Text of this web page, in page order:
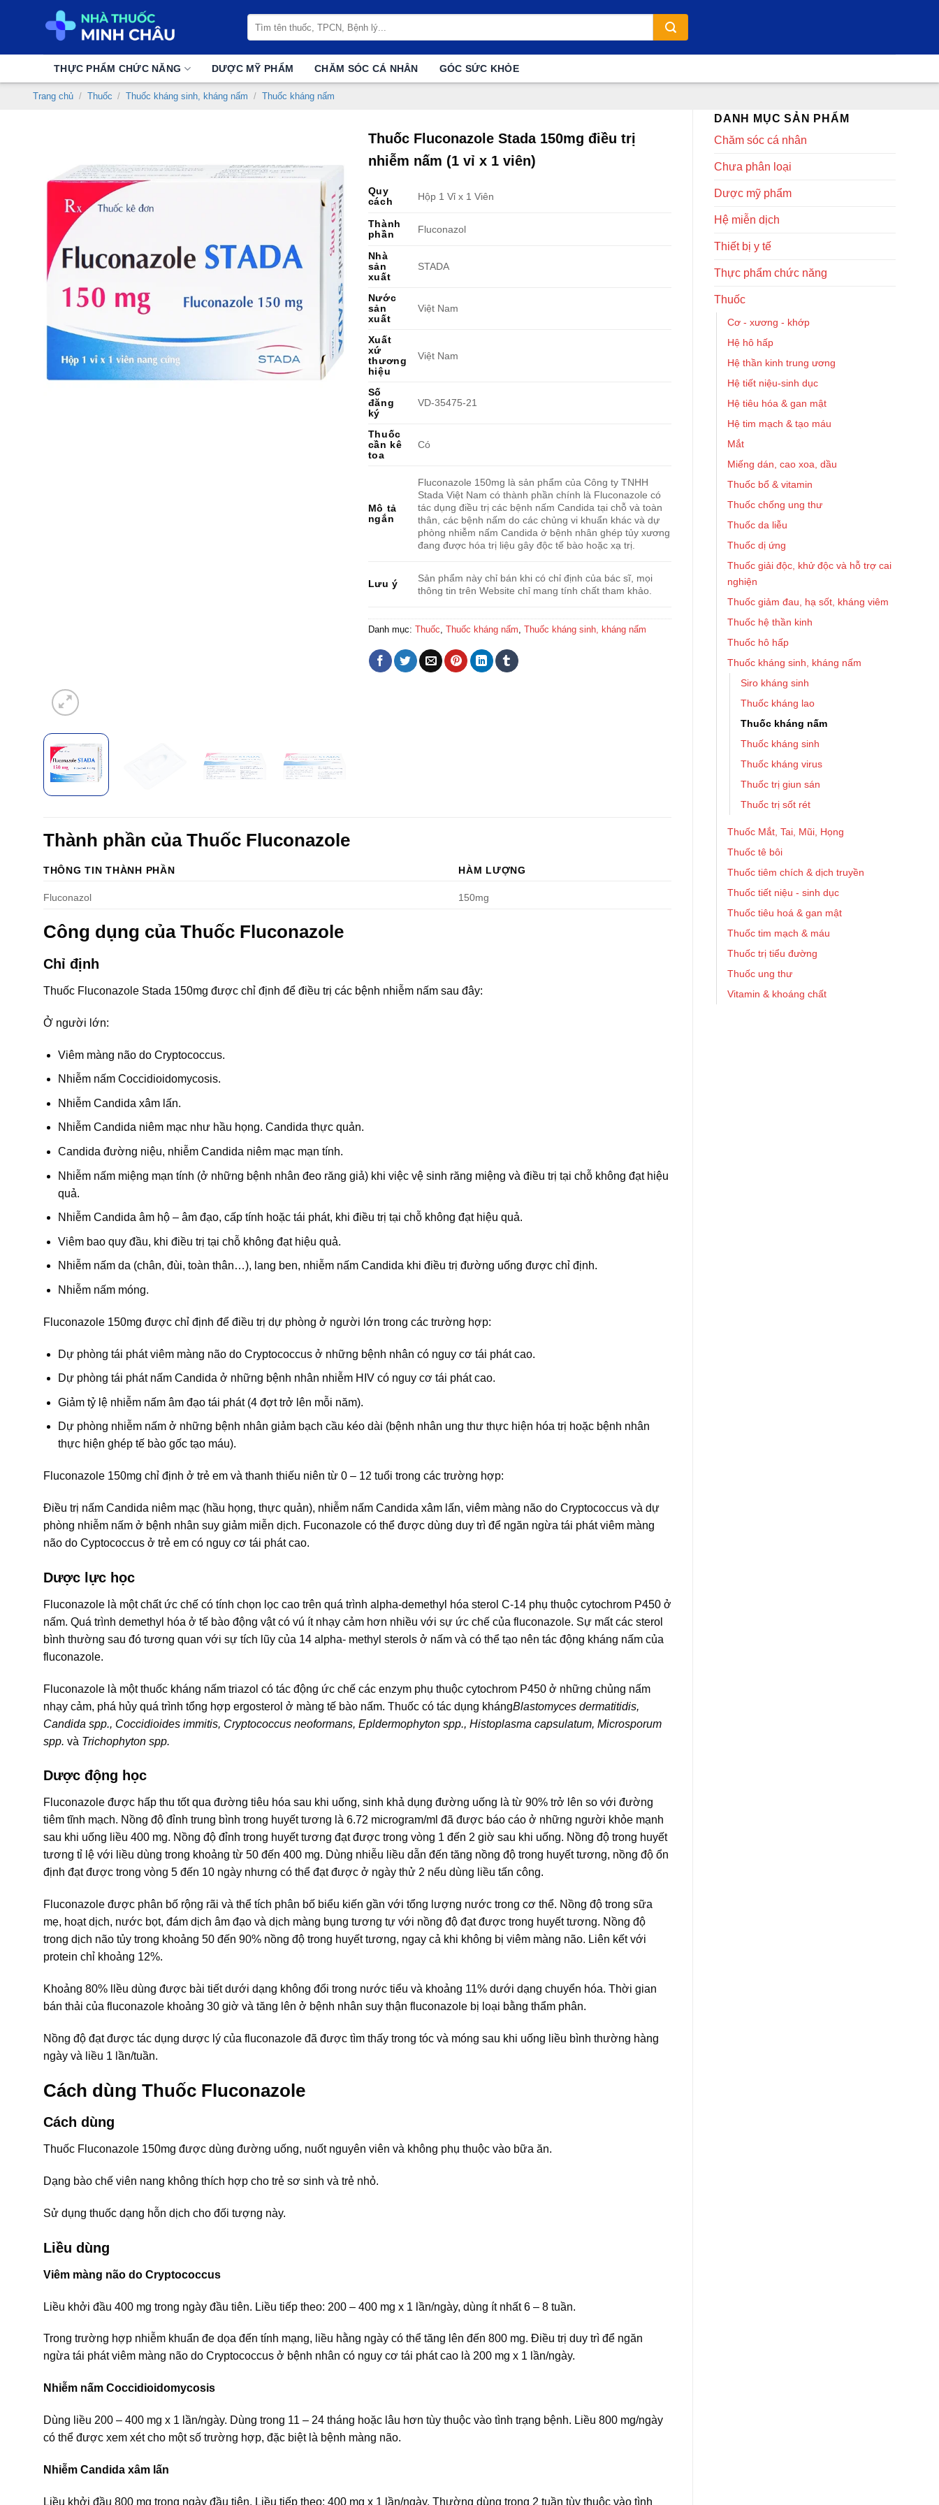
kiếm:
THỰC PHẨM CHỨC NĂNG DƯỢC MỸ PHẨM CHĂM SÓC CÁ NHÂN GÓC SỨC KHỎE
Trang chủ / Thuốc / Thuốc kháng sinh, kháng nấm / Thuốc kháng nấm
DANH MỤC SẢN PHẨM
Chăm sóc cá nhân
Chưa phân loại
Dược mỹ phẩm
Hệ miễn dịch
Thiết bị y tế
Thực phẩm chức năng
Thuốc
Cơ - xương - khớp
Hệ hô hấp
Hệ thần kinh trung ương
Hệ tiết niệu-sinh dục
Hệ tiêu hóa & gan mật
Hệ tim mạch & tạo máu
Mắt
Miếng dán, cao xoa, dầu
Thuốc bổ & vitamin
Thuốc chống ung thư
Thuốc da liễu
Thuốc dị ứng
Thuốc giải độc, khử độc và hỗ trợ cai
nghiện
Thuốc giảm đau, hạ sốt, kháng viêm
Thuốc hệ thần kinh
Thuốc hô hấp
Thuốc kháng sinh, kháng nấm
Siro kháng sinh
Thuốc kháng lao
Thuốc kháng nấm
Thuốc kháng sinh
Thuốc kháng virus
Thuốc trị giun sán
Thuốc trị sốt rét
Thuốc Mắt, Tai, Mũi, Họng
Thuốc tê bôi
Thuốc tiêm chích & dịch truyền
Thuốc tiết niệu - sinh dục
Thuốc tiêu hoá & gan mật
Thuốc tim mạch & máu
Thuốc trị tiểu đường
Thuốc ung thư
Vitamin & khoáng chất
Thuốc Fluconazole Stada 150mg điều trị
nhiễm nấm (1 vỉ x 1 viên)
Quy
cách
Hộp 1 Vỉ x 1 Viên
Thành
phần
Fluconazol
Nhà
sản
xuất
STADA
Nước
sản
xuất
Việt Nam
Xuất
xứ
thương
hiệu
Việt Nam
Số
đăng
ký
VD-35475-21
Thuốc
cần kê
toa
Có
Mô tả
ngắn
Fluconazole 150mg là sản phẩm của Công ty TNHH
Stada Việt Nam có thành phần chính là Fluconazole có
tác dụng điều trị các bệnh nấm Candida tại chỗ và toàn
thân, các bệnh nấm do các chủng vi khuẩn khác và dự
phòng nhiễm nấm Candida ở bệnh nhân ghép tủy xương
đang được hóa trị liệu gây độc tế bào hoặc xạ trị.
Lưu ý
Sản phẩm này chỉ bán khi có chỉ định của bác sĩ, mọi
thông tin trên Website chỉ mang tính chất tham khảo.
Danh mục: Thuốc, Thuốc kháng nấm, Thuốc kháng sinh, kháng nấm
Thành phần của Thuốc Fluconazole
THÔNG TIN THÀNH PHẦN HÀM LƯỢNG
Fluconazol 150mg
Công dụng của Thuốc Fluconazole
Chỉ định
Thuốc Fluconazole Stada 150mg được chỉ định để điều trị các bệnh nhiễm nấm sau đây:
Ở người lớn:
Viêm màng não do Cryptococcus.
Nhiễm nấm Coccidioidomycosis.
Nhiễm Candida xâm lấn.
Nhiễm Candida niêm mạc như hầu họng. Candida thực quản.
Candida đường niệu, nhiễm Candida niêm mạc mạn tính.
Nhiễm nấm miệng mạn tính (ở những bệnh nhân đeo răng giả) khi việc vệ sinh răng miệng và điều trị tại chỗ không đạt hiệu
quả.
Nhiễm Candida âm hộ – âm đạo, cấp tính hoặc tái phát, khi điều trị tại chỗ không đạt hiệu quả.
Viêm bao quy đầu, khi điều trị tại chỗ không đạt hiệu quả.
Nhiễm nấm da (chân, đùi, toàn thân…), lang ben, nhiễm nấm Candida khi điều trị đường uống được chỉ định.
Nhiễm nấm móng.
Fluconazole 150mg được chỉ định để điều trị dự phòng ở người lớn trong các trường hợp:
Dự phòng tái phát viêm màng não do Cryptococcus ở những bệnh nhân có nguy cơ tái phát cao.
Dự phòng tái phát nấm Candida ở những bệnh nhân nhiễm HIV có nguy cơ tái phát cao.
Giảm tỷ lệ nhiễm nấm âm đạo tái phát (4 đợt trở lên mỗi năm).
Dự phòng nhiễm nấm ở những bệnh nhân giảm bạch cầu kéo dài (bệnh nhân ung thư thực hiện hóa trị hoặc bệnh nhân
thực hiện ghép tế bào gốc tạo máu).
Fluconazole 150mg chỉ định ở trẻ em và thanh thiếu niên từ 0 – 12 tuổi trong các trường hợp:
Điều trị nấm Candida niêm mạc (hầu họng, thực quản), nhiễm nấm Candida xâm lấn, viêm màng não do Cryptococcus và dự
phòng nhiễm nấm ở bệnh nhân suy giảm miễn dịch. Fuconazole có thể được dùng duy trì để ngăn ngừa tái phát viêm màng
não do Cyptococcus ở trẻ em có nguy cơ tái phát cao.
Dược lực học
Fluconazole là một chất ức chế có tính chọn lọc cao trên quá trình alpha-demethyl hóa sterol C-14 phụ thuộc cytochrom P450 ở
nấm. Quá trình demethyl hóa ở tế bào động vật có vú ít nhạy cảm hơn nhiều với sự ức chế của fluconazole. Sự mất các sterol
bình thường sau đó tương quan với sự tích lũy của 14 alpha- methyl sterols ở nấm và có thể tạo nên tác động kháng nấm của
fluconazole.
Fluconazole là một thuốc kháng nấm triazol có tác động ức chế các enzym phụ thuộc cytochrom P450 ở những chủng nấm
nhạy cảm, phá hủy quá trình tổng hợp ergosterol ở màng tế bào nấm. Thuốc có tác dụng khángBlastomyces dermatitidis,
Candida spp., Coccidioides immitis, Cryptococcus neoformans, Epldermophyton spp., Histoplasma capsulatum, Microsporum
spp. và Trichophyton spp.
Dược động học
Fluconazole được hấp thu tốt qua đường tiêu hóa sau khi uống, sinh khả dụng đường uống là từ 90% trở lên so với đường
tiêm tĩnh mạch. Nồng độ đỉnh trung bình trong huyết tương là 6.72 microgram/ml đã được báo cáo ở những người khỏe mạnh
sau khi uống liều 400 mg. Nồng độ đỉnh trong huyết tương đạt được trong vòng 1 đến 2 giờ sau khi uống. Nồng độ trong huyết
tương tỉ lệ với liều dùng trong khoảng từ 50 đến 400 mg. Dùng nhiễu liều dẫn đến tăng nồng độ trong huyết tương, nồng độ ổn
định đạt được trong vòng 5 đến 10 ngày nhưng có thể đạt được ở ngày thử 2 nếu dùng liều tấn công.
Fluconazole được phân bố rộng rãi và thể tích phân bố biểu kiến gần với tổng lượng nước trong cơ thể. Nồng độ trong sữa
mẹ, hoạt dịch, nước bọt, đám dịch âm đạo và dịch màng bụng tương tự với nồng độ đạt được trong huyết tương. Nồng độ
trong dịch não tủy trong khoảng 50 đến 90% nồng độ trong huyết tương, ngay cả khi không bị viêm màng não. Liên kết với
protein chỉ khoảng 12%.
Khoảng 80% llều dùng được bài tiết dưới dạng không đổi trong nước tiểu và khoảng 11% dưới dạng chuyển hóa. Thời gian
bán thải của fluconazole khoảng 30 giờ và tăng lên ở bệnh nhân suy thận fluconazole bị loại bằng thẩm phân.
Nồng độ đạt được tác dụng dược lý của fluconazole đã được tìm thấy trong tóc và móng sau khi uống liều bình thường hàng
ngày và liều 1 lần/tuần.
Cách dùng Thuốc Fluconazole
Cách dùng
Thuốc Fluconazole 150mg được dùng đường uống, nuốt nguyên viên và không phụ thuộc vào bữa ăn.
Dạng bào chế viên nang không thích hợp cho trẻ sơ sinh và trẻ nhỏ.
Sử dụng thuốc dạng hỗn dịch cho đối tượng này.
Liều dùng
Viêm màng não do Cryptococcus
Liều khởi đầu 400 mg trong ngày đầu tiên. Liều tiếp theo: 200 – 400 mg x 1 lần/ngày, dùng ít nhất 6 – 8 tuần.
Trong trường hợp nhiễm khuẩn đe dọa đến tính mạng, liều hằng ngày có thể tăng lên đến 800 mg. Điều trị duy trì để ngăn
ngừa tái phát viêm màng não do Cryptococcus ở bệnh nhân có nguy cơ tái phát cao là 200 mg x 1 lần/ngày.
Nhiễm nấm Coccidioidomycosis
Dùng liều 200 – 400 mg x 1 lần/ngày. Dùng trong 11 – 24 tháng hoặc lâu hơn tùy thuộc vào tình trạng bệnh. Liều 800 mg/ngày
có thể được xem xét cho một số trường hợp, đặc biệt là bệnh màng não.
Nhiễm Candida xâm lấn
Liều khởi đầu 800 mg trong ngày đầu tiên. Liều tiếp theo: 400 mg x 1 lần/ngày. Thường dùng trong 2 tuần tùy thuộc vào tình